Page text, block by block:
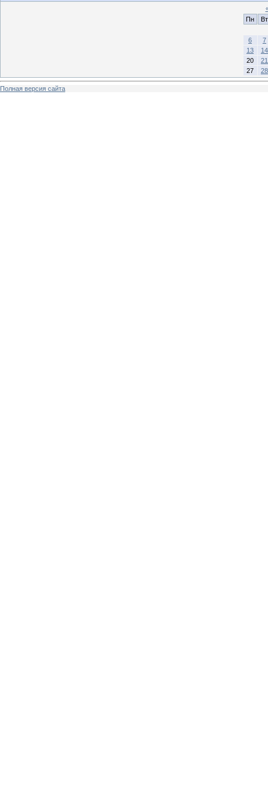
Пн
Вт
6
7
13
14
20
21
27
28
Полная версия сайта